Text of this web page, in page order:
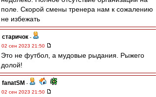
поле. Скорой смены тренера нам к сожалению
не избежать
старичок -
02 сен 2023 21:50
Это не футбол, а мудовые рыдания. Рыжего
долой!
fanatSM -
02 сен 2023 21:50